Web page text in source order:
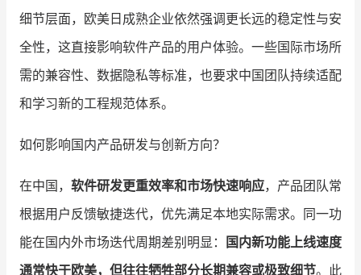
合作共进
认证服务商
细节层面，欧美日成熟企业依然强调更长远的稳定性与安
全性，这直接影响软件产品的用户体验。一些国际市场所
需的兼容性、数据隐私等标准，也要求中国团队持续适配
和学习新的工程规范体系。
如何影响国内产品研发与创新方向？
在中国， 软件研发更重效率和市场快速响应，产品团队常
根据用户反馈敏捷迭代，优先满足本地实际需求。同一功
能在国内外市场迭代周期差别明显：
国内新功能上线速度
通常快于欧美，但往往牺牲部分长期兼容或极致细节。此